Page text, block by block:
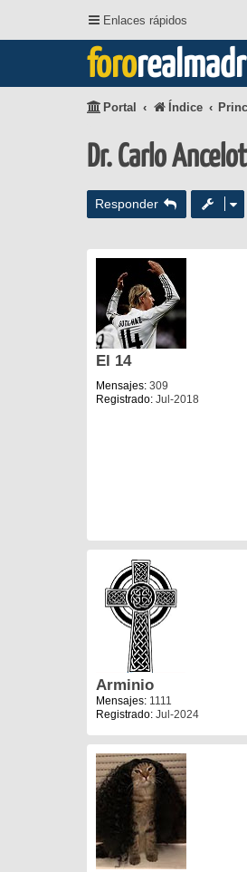
Enlaces rápidos
foro
Portal Índice
Dr. Carlo
Responder
El 14
Mensajes: 309
Registrado: Jul-2018
Arminio
Mensajes: 1111
Registrado: Jul-2024